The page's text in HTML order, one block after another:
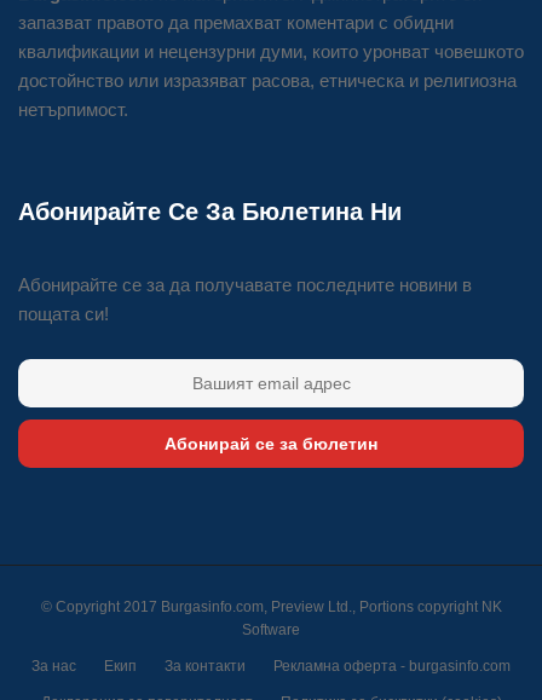
запазват правото да премахват коментари с обидни
квалификации и нецензурни думи, които уронват човешкото
достойнство или изразяват расова, етническа и религиозна
нетърпимост.
Абонирайте Се За Бюлетина Ни
Абонирайте се за да получавате последните новини в
пощата си!
Абонирай се за бюлетин
© Copyright 2017 Burgasinfo.com, Preview Ltd., Portions copyright NK
Software
За нас Екип За контакти Рекламна оферта - burgasinfo.com